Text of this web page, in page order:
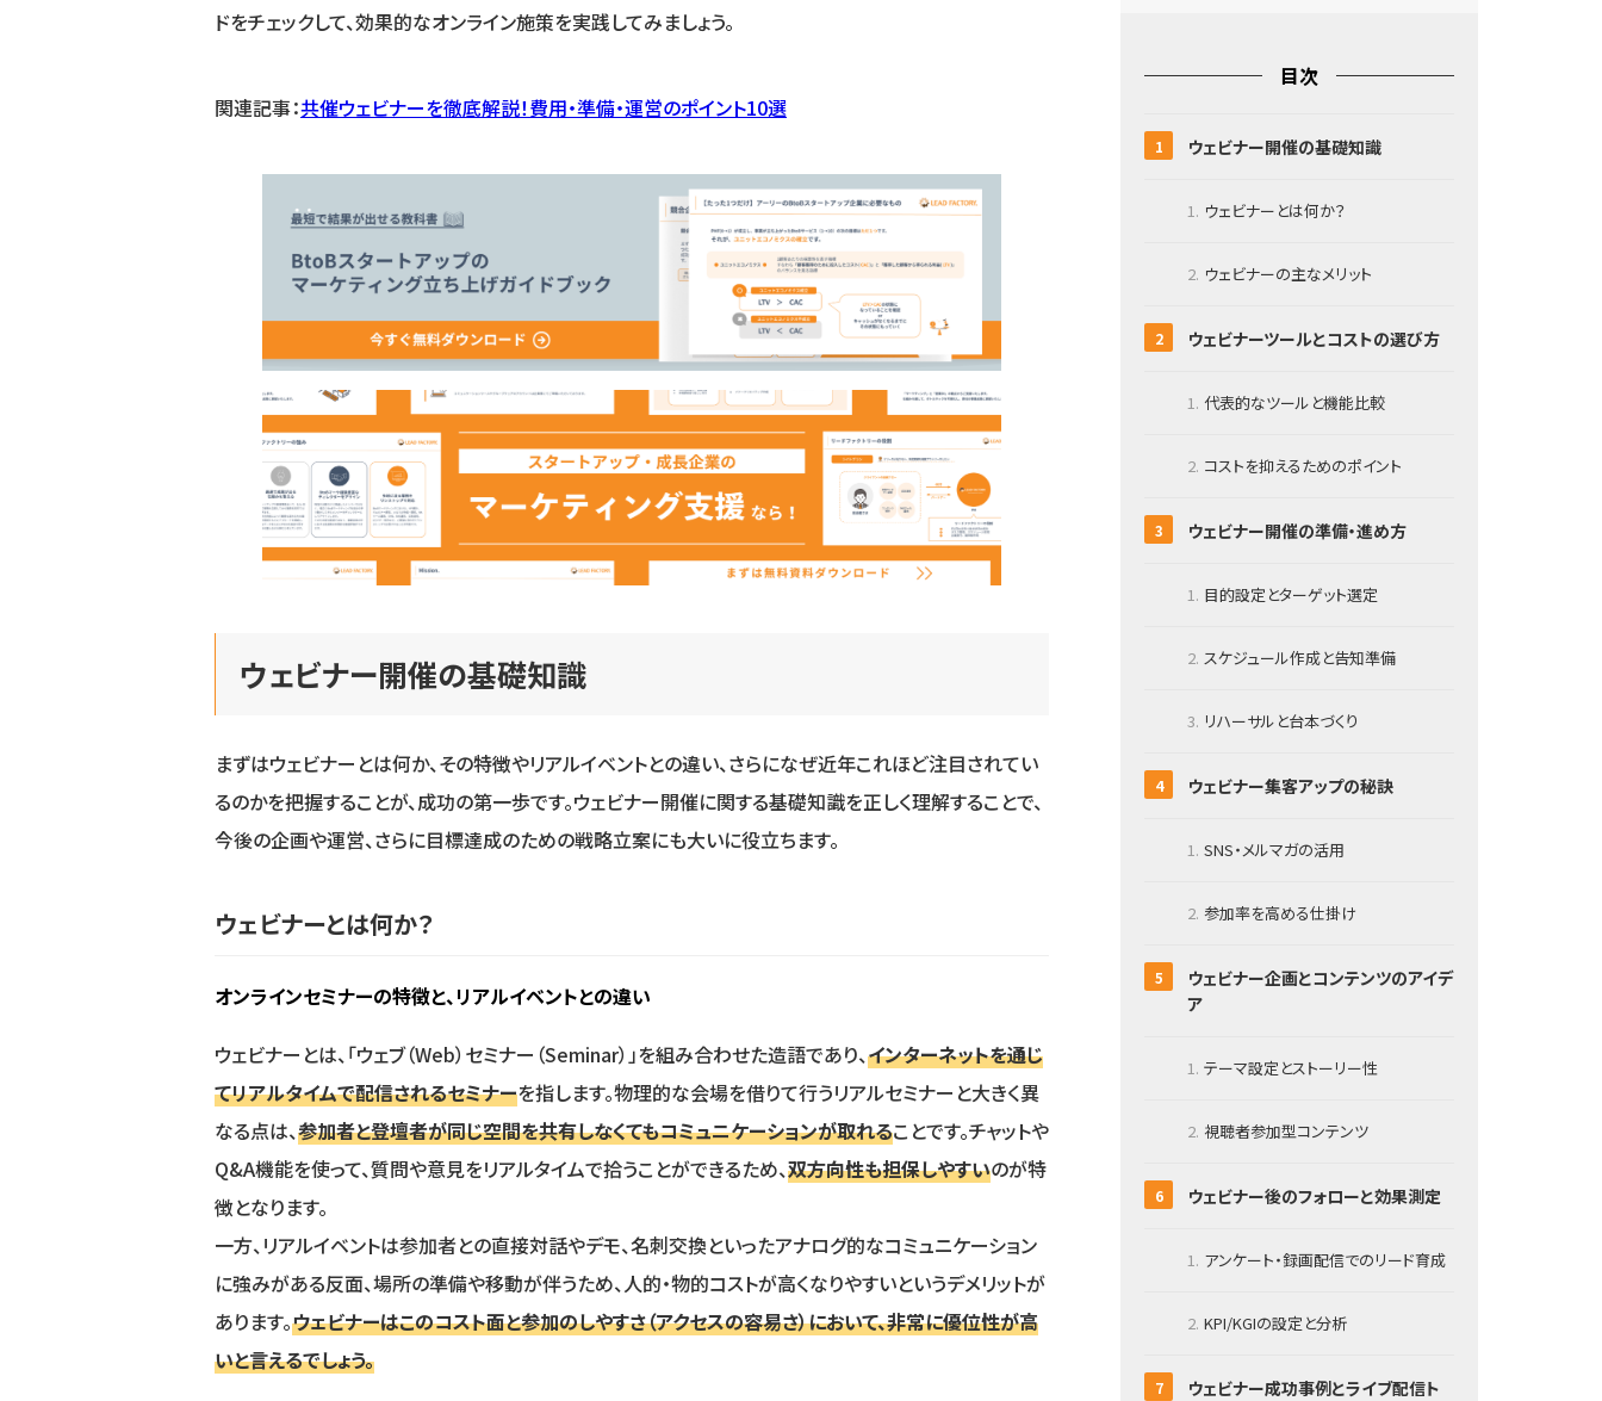
ドをチェックして、効果的なオンライン施策を実践してみましょう。
関連記事：共催ウェビナーを徹底解説！費用・準備・運営のポイント10選
ウェビナー開催の基礎知識
まずはウェビナーとは何か、その特徴やリアルイベントとの違い、さらになぜ近年これほど注目されてい
るのかを把握することが、成功の第一歩です。ウェビナー開催に関する基礎知識を正しく理解することで、
今後の企画や運営、さらに目標達成のための戦略立案にも大いに役立ちます。
ウェビナーとは何か？
オンラインセミナーの特徴と、リアルイベントとの違い
ウェビナーとは、「ウェブ（Web）セミナー（Seminar）」を組み合わせた造語であり、インターネットを通じ
てリアルタイムで配信されるセミナーを指します。物理的な会場を借りて行うリアルセミナーと大きく異
なる点は、参加者と登壇者が同じ空間を共有しなくてもコミュニケーションが取れることです。チャットや
Q&A機能を使って、質問や意見をリアルタイムで拾うことができるため、双方向性も担保しやすいのが特
徴となります。
一方、リアルイベントは参加者との直接対話やデモ、名刺交換といったアナログ的なコミュニケーション
に強みがある反面、場所の準備や移動が伴うため、人的・物的コストが高くなりやすいというデメリットが
あります。ウェビナーはこのコスト面と参加のしやすさ（アクセスの容易さ）において、非常に優位性が高
いと言えるでしょう。
目次
ウェビナー開催の基礎知識
ウェビナーとは何か？
ウェビナーの主なメリット
ウェビナーツールとコストの選び方
代表的なツールと機能比較
コストを抑えるためのポイント
ウェビナー開催の準備・進め方
目的設定とターゲット選定
スケジュール作成と告知準備
リハーサルと台本づくり
ウェビナー集客アップの秘訣
SNS・メルマガの活用
参加率を高める仕掛け
ウェビナー企画とコンテンツのアイデ
ア
テーマ設定とストーリー性
視聴者参加型コンテンツ
ウェビナー後のフォローと効果測定
アンケート・録画配信でのリード育成
KPI/KGIの設定と分析
ウェビナー成功事例とライブ配信ト